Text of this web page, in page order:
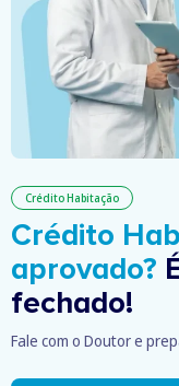
Crédito Habitação
Crédito
aprovado?
fechado!
Fale com o Doutor e